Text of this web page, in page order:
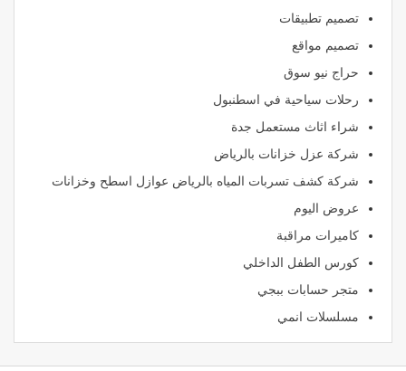
تصميم تطبيقات
تصميم مواقع
حراج نيو سوق
رحلات سياحية في اسطنبول
شراء اثاث مستعمل جدة
شركة عزل خزانات بالرياض
شركة كشف تسربات المياه بالرياض عوازل اسطح وخزانات
عروض اليوم
كاميرات مراقبة
كورس الطفل الداخلي
متجر حسابات ببجي
مسلسلات انمي